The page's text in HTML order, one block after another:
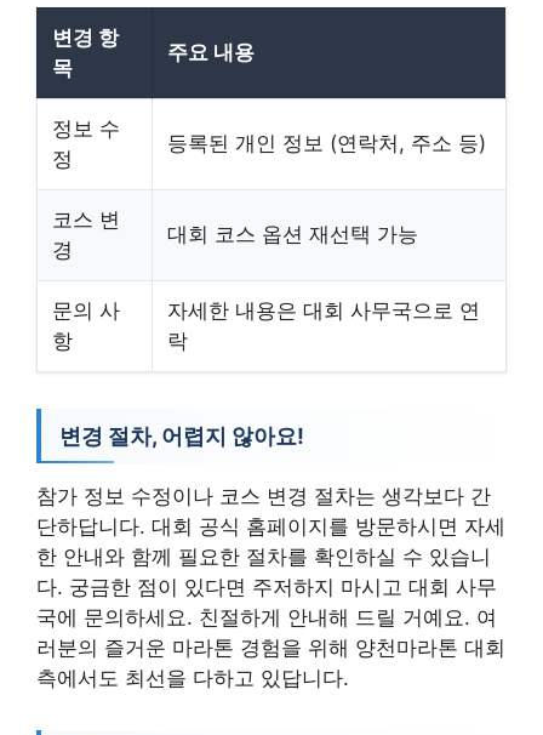
변경 항
목
주요 내용
정보 수
정
등록된 개인 정보 (연락처, 주소 등)
코스 변
경
대회 코스 옵션 재선택 가능
문의 사
항
자세한 내용은 대회 사무국으로 연
락
변경 절차, 어렵지 않아요!
참가 정보 수정이나 코스 변경 절차는 생각보다 간
단하답니다. 대회 공식 홈페이지를 방문하시면 자세
한 안내와 함께 필요한 절차를 확인하실 수 있습니
다. 궁금한 점이 있다면 주저하지 마시고 대회 사무
국에 문의하세요. 친절하게 안내해 드릴 거예요. 여
러분의 즐거운 마라톤 경험을 위해 양천마라톤 대회
측에서도 최선을 다하고 있답니다.